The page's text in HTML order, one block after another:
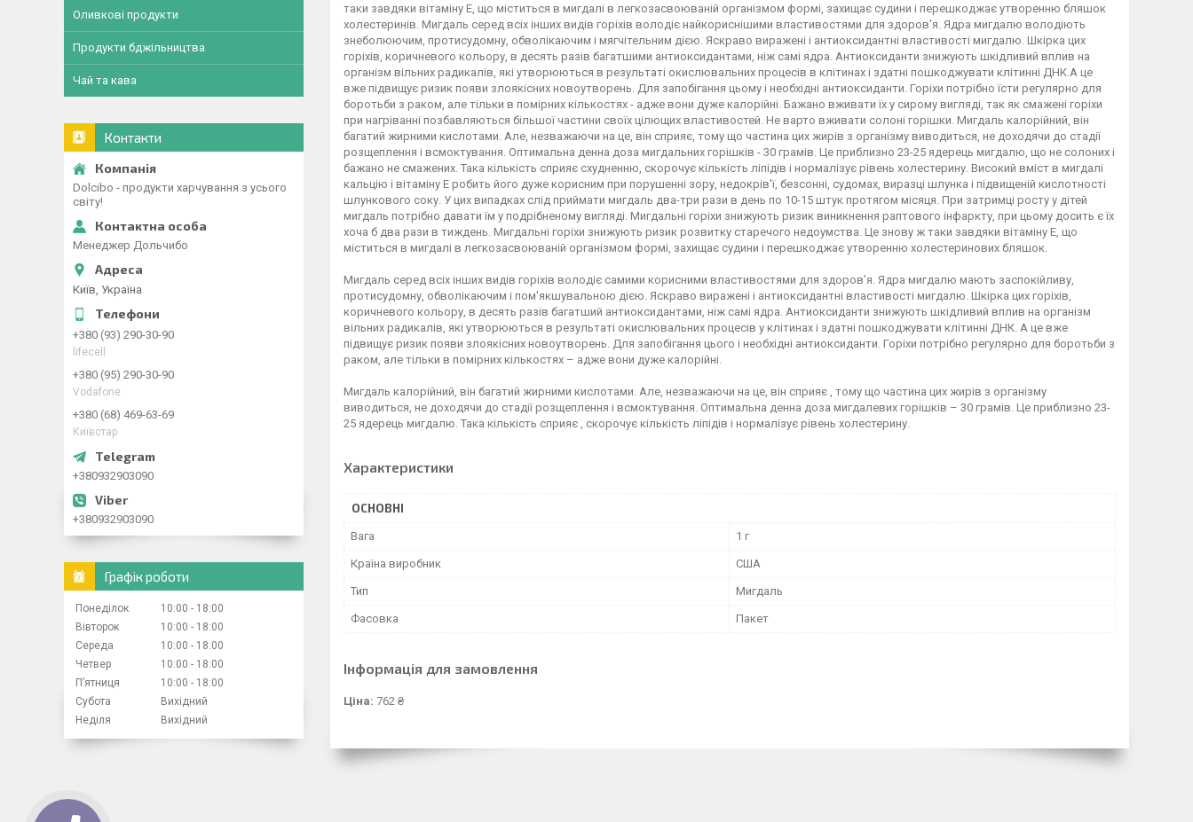
таки завдяки вітаміну Е, що міститься в мигдалі в легкозасвоюваній організмом формі, захищає судини і перешкоджає утворенню бляшок
холестеринів. Мигдаль серед всіх інших видів горіхів володіє найкориснішими властивостями для здоров'я. Ядра мигдалю володіють
знеболюючим, протисудомну, обволікаючим і мягчітельним дією. Яскраво виражені і антиоксидантні властивості мигдалю. Шкірка цих
горіхів, коричневого кольору, в десять разів багатшими антиоксидантами, ніж самі ядра. Антиоксиданти знижують шкідливий вплив на
організм вільних радикалів, які утворюються в результаті окислювальних процесів в клітинах і здатні пошкоджувати клітинні ДНК.А це
вже підвищує ризик появи злоякісних новоутворень. Для запобігання цьому і необхідні антиоксиданти. Горіхи потрібно їсти регулярно для
боротьби з раком, але тільки в помірних кількостях - адже вони дуже калорійні. Бажано вживати їх у сирому вигляді, так як смажені горіхи
при нагріванні позбавляються більшої частини своїх цілющих властивостей. Не варто вживати солоні горішки. Мигдаль калорійний, він
багатий жирними кислотами. Але, незважаючи на це, він сприяє, тому що частина цих жирів з організму виводиться, не доходячи до стадії
розщеплення і всмоктування. Оптимальна денна доза мигдальних горішків - 30 грамів. Це приблизно 23-25 ядерець мигдалю, що не солоних і
бажано не смажених. Така кількість сприяє схудненню, скорочує кількість ліпідів і нормалізує рівень холестерину. Високий вміст в мигдалі
кальцію і вітаміну Е робить його дуже корисним при порушенні зору, недокрів'ї, безсонні, судомах, виразці шлунка і підвищеній кислотності
шлункового соку. У цих випадках слід приймати мигдаль два-три рази в день по 10-15 штук протягом місяця. При затримці росту у дітей
мигдаль потрібно давати їм у подрібненому вигляді. Мигдальні горіхи знижують ризик виникнення раптового інфаркту, при цьому досить є їх
хоча б два рази в тиждень. Мигдальні горіхи знижують ризик розвитку старечого недоумства. Це знову ж таки завдяки вітаміну Е, що
міститься в мигдалі в легкозасвоюваній організмом формі, захищає судини і перешкоджає утворенню холестеринових бляшок.
Мигдаль серед всіх інших видів горіхів володіє самими корисними властивостями для здоров'я. Ядра мигдалю мають заспокійливу,
протисудомну, обволікаючим і пом'якшувальною дією. Яскраво виражені і антиоксидантні властивості мигдалю. Шкірка цих горіхів,
коричневого кольору, в десять разів багатший антиоксидантами, ніж самі ядра. Антиоксиданти знижують шкідливий вплив на організм
вільних радикалів, які утворюються в результаті окислювальних процесів у клітинах і здатні пошкоджувати клітинні ДНК. А це вже
підвищує ризик появи злоякісних новоутворень. Для запобігання цього і необхідні антиоксиданти. Горіхи потрібно регулярно для боротьби з
раком, але тільки в помірних кількостях – адже вони дуже калорійні.
Мигдаль калорійний, він багатий жирними кислотами. Але, незважаючи на це, він сприяє , тому що частина цих жирів з організму
виводиться, не доходячи до стадії розщеплення і всмоктування. Оптимальна денна доза мигдалевих горішків – 30 грамів. Це приблизно 23-
25 ядерець мигдалю. Така кількість сприяє , скорочує кількість ліпідів і нормалізує рівень холестерину.
Характеристики
ОСНОВНІ
Вага 1 г
Країна виробник США
Тип Мигдаль
Фасовка Пакет
Інформація для замовлення
Ціна: 762 ₴
Оливкові продукти
Продукти бджільництва
Чай та кава
Контакти
Dolcibo - продукти харчування з усього
світу!
Менеджер Дольчибо
Київ, Україна
+380 (93) 290-30-90
lifecell
+380 (95) 290-30-90
Vodafone
+380 (68) 469-63-69
Київстар
+380932903090
+380932903090
Графік роботи
Понеділок 10:00
18:00
Вівторок
10:00
18:00
Середа
10:00
18:00
Четвер
10:00
18:00
Пʼятниця
10:00
18:00
Субота
Вихідний
Неділя
Вихідний